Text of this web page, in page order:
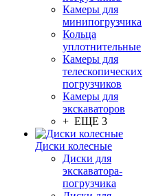
Камеры для
минипогрузчика
Кольца
уплотнительные
Камеры для
телескопических
погрузчиков
Камеры для
экскаваторов
+ ЕЩЕ 3
Диски колесные
Диски для
экскаватора-
погрузчика